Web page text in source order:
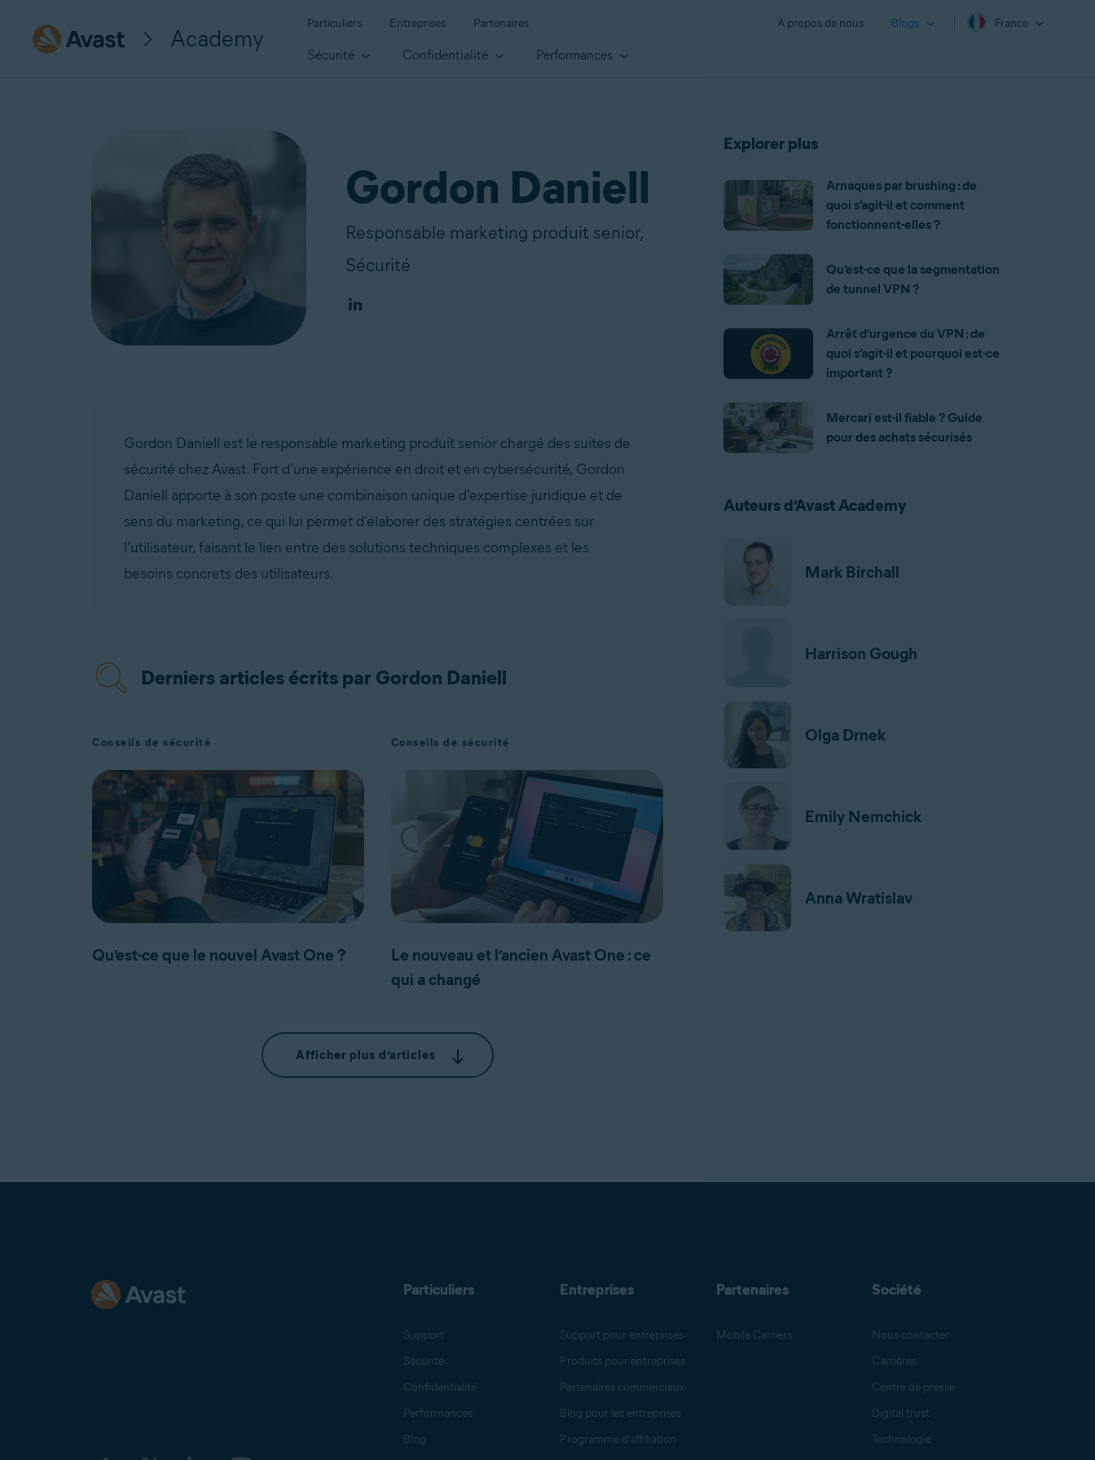
Academy
Particuliers Entreprises Partenaires À propos de nous Blogs France
Sécurité Confidentialité Performances
Gordon Daniell
Responsable marketing produit senior,
Sécurité
Gordon Daniell est le responsable marketing produit senior chargé des suites de
sécurité chez Avast. Fort d’une expérience en droit et en cybersécurité, Gordon
Daniell apporte à son poste une combinaison unique d’expertise juridique et de
sens du marketing, ce qui lui permet d’élaborer des stratégies centrées sur
l’utilisateur, faisant le lien entre des solutions techniques complexes et les
besoins concrets des utilisateurs.
Derniers articles écrits par Gordon Daniell
Conseils de sécurité
Qu’est-ce que le nouvel Avast One ?
Conseils de sécurité
Le nouveau et l’ancien Avast One : ce
qui a changé
Afficher plus d’articles
Explorer plus
Arnaques par brushing : de
quoi s’agit-il et comment
fonctionnent-elles ?
Qu’est-ce que la segmentation
de tunnel VPN ?
Arrêt d’urgence du VPN : de
quoi s’agit-il et pourquoi est-ce
important ?
Mercari est-il fiable ? Guide
pour des achats sécurisés
Auteurs d’Avast Academy
Mark Birchall
Harrison Gough
Olga Drnek
Emily Nemchick
Anna Wratislav
Melanie Weber
Particuliers
Support
Sécurité
Confidentialité
Performances
Blog
Entreprises
Support pour entreprises
Produits pour entreprises
Partenaires commerciaux
Blog pour les entreprises
Programme d’affiliation
Partenaires
Mobile Carriers
Société
Nous contacter
Carrières
Centre de presse
Digital trust
Technologie